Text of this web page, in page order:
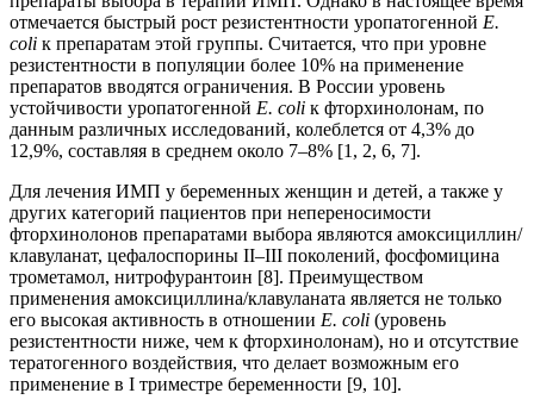
отмечается быстрый рост резистентности уропатогенной E.
coli к препаратам этой группы. Считается, что при уровне
резистентности в популяции более 10% на применение
препаратов вводятся ограничения. В России уровень
устойчивости уропатогенной E. coli к фторхинолонам, по
данным различных исследований, колеблется от 4,3% до
12,9%, составляя в среднем около 7–8% [1, 2, 6, 7].
Для лечения ИМП у беременных женщин и детей, а также у
других категорий пациентов при непереносимости
фторхинолонов препаратами выбора являются амоксициллин/
клавуланат, цефалоспорины II–III поколений, фосфомицина
трометамол, нитрофурантоин [8]. Преимуществом
применения амоксициллина/клавуланата является не только
его высокая активность в отношении E. coli (уровень
резистентности ниже, чем к фторхинолонам), но и отсутствие
тератогенного воздействия, что делает возможным его
применение в I триместре беременности [9, 10].